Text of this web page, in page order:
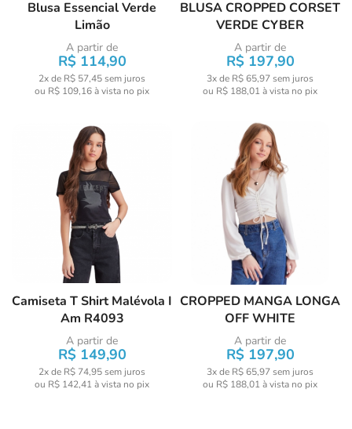
Blusa Essencial Verde
Limão
A partir de
R$ 114,90
2x de R$ 57,45sem juros
ou R$ 109,16à vista no pix
BLUSA CROPPED CORSET
VERDE CYBER
A partir de
R$ 197,90
3x de R$ 65,97sem juros
ou R$ 188,01 à vista no pix
Camiseta T Shirt Malévola I
Am R4093
A partir de
R$ 149,90
2x de R$ 74,95sem juros
ou R$ 142,41 à vista no pix
CROPPED MANGA LONGA
OFF WHITE
A partir de
R$ 197,90
3x de R$ 65,97sem juros
ou R$ 188,01 à vista no pix